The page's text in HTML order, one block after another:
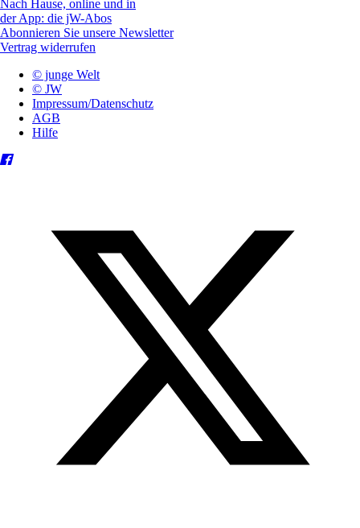
Nach Hause, online und in
der App: die jW-Abos
Abonnieren Sie unsere Newsletter
Vertrag widerrufen
© junge Welt
© JW
Impressum/Datenschutz
AGB
Hilfe